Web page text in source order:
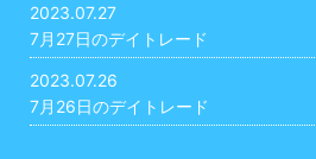
2023.07.27
7月27日のデイトレード
2023.07.26
7月26日のデイトレード